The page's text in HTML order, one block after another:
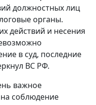
должностных лиц
органы.
действий и несения
в суд, последние
ВС РФ.
важное
соблюдение